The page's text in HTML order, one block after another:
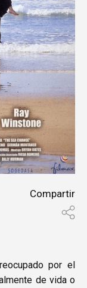
Compartir
por el
de vida o